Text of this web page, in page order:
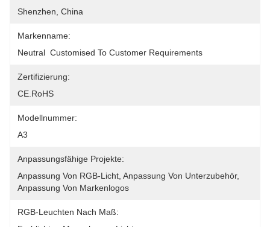
Shenzhen, China
Markenname:
Neutral  Customised To Customer Requirements
Zertifizierung:
CE.RoHS
Modellnummer:
A3
Anpassungsfähige Projekte:
Anpassung Von RGB-Licht, Anpassung Von Unterzubehör,
Anpassung Von Markenlogos
RGB-Leuchten Nach Maß: